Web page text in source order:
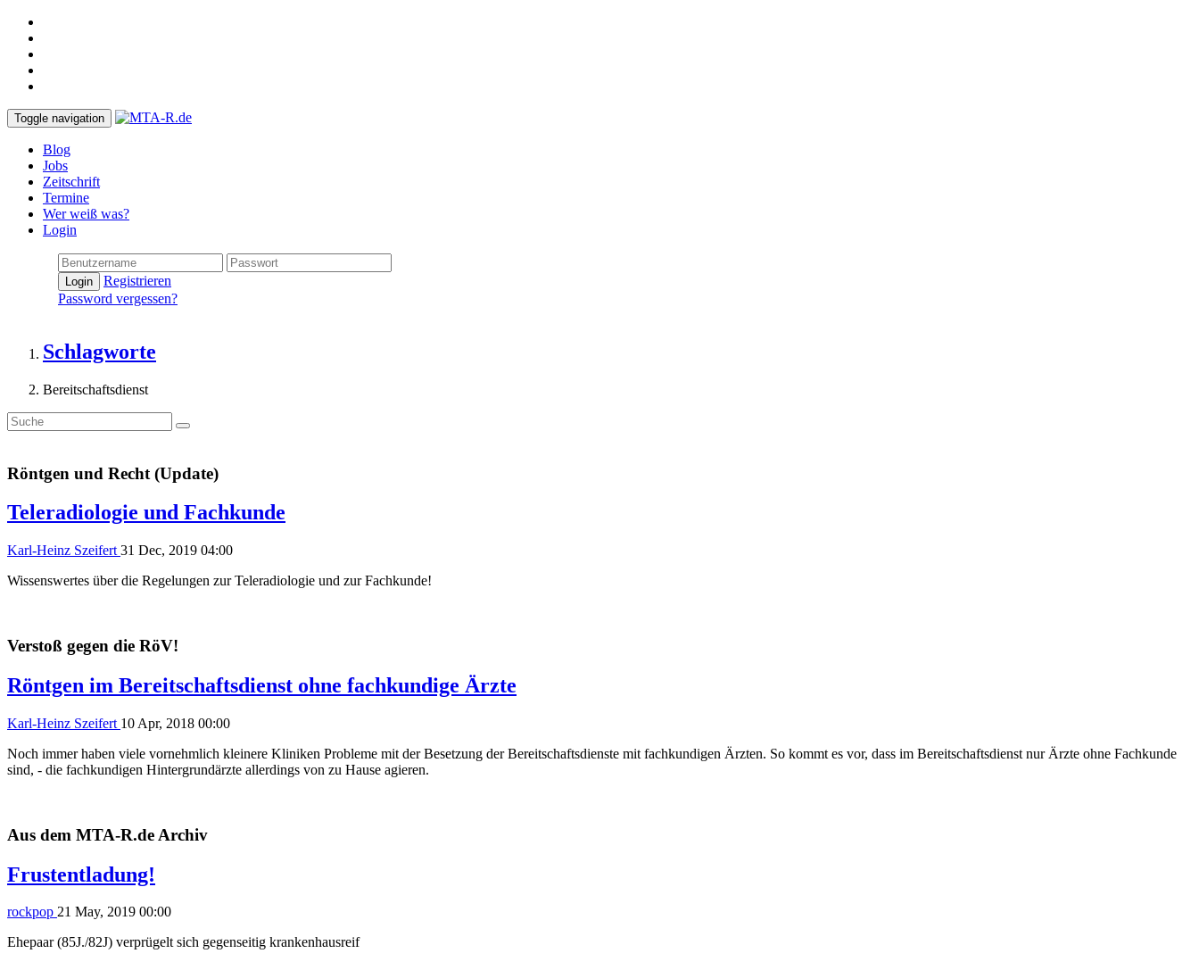
Toggle navigation
Blog
Jobs
Zeitschrift
Termine
Wer weiß was?
Login
Login
Registrieren
Password vergessen?
Schlagworte
Bereitschaftsdienst
Röntgen und Recht (Update)
Teleradiologie und Fachkunde
Karl-Heinz Szeifert 31 Dec, 2019 04:00
Wissenswertes über die Regelungen zur Teleradiologie und zur Fachkunde!
Verstoß gegen die RöV!
Röntgen im Bereitschaftsdienst ohne fachkundige Ärzte
Karl-Heinz Szeifert 10 Apr, 2018 00:00
Noch immer haben viele vornehmlich kleinere Kliniken Probleme mit der Besetzung der Bereitschaftsdienste mit fachkundigen Ärzten. So kommt es vor, dass im Bereitschaftsdienst nur Ärzte ohne Fachkunde
sind, - die fachkundigen Hintergrundärzte allerdings von zu Hause agieren.
Aus dem MTA-R.de Archiv
Frustentladung!
rockpop 21 May, 2019 00:00
Ehepaar (85J./82J) verprügelt sich gegenseitig krankenhausreif